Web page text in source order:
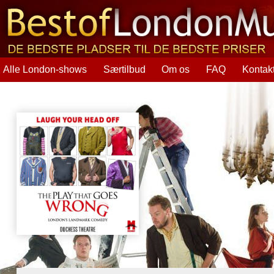
Alle London-shows Særtilbud Om os FAQ